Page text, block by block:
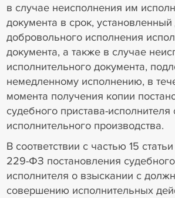
в случае неисполнения им
документа в срок, установленный
добровольного исполнения
документа, а также в случае
исполнительного документа,
немедленному исполнению, в
момента получения копии
судебного пристава-
исполнительного производства.
В соответствии с частью 15
229-ФЗ постановления
исполнителя о взыскании с
совершению исполнительных